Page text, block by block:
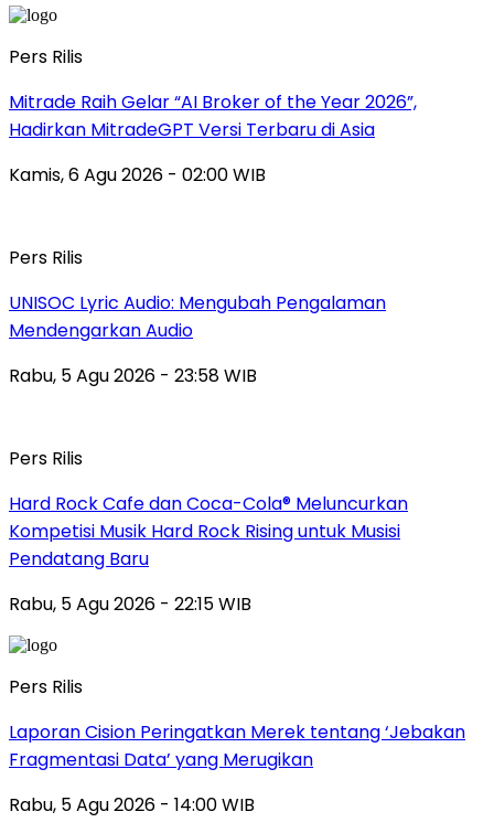
Pers Rilis
Mitrade Raih Gelar “AI Broker of the Year 2026”,
Hadirkan MitradeGPT Versi Terbaru di Asia
Kamis, 6 Agu 2026 - 02:00 WIB
Pers Rilis
UNISOC Lyric Audio: Mengubah Pengalaman
Mendengarkan Audio
Rabu, 5 Agu 2026 - 23:58 WIB
Pers Rilis
Hard Rock Cafe dan Coca-Cola® Meluncurkan
Kompetisi Musik Hard Rock Rising untuk Musisi
Pendatang Baru
Rabu, 5 Agu 2026 - 22:15 WIB
Pers Rilis
Laporan Cision Peringatkan Merek tentang ‘Jebakan
Fragmentasi Data’ yang Merugikan
Rabu, 5 Agu 2026 - 14:00 WIB